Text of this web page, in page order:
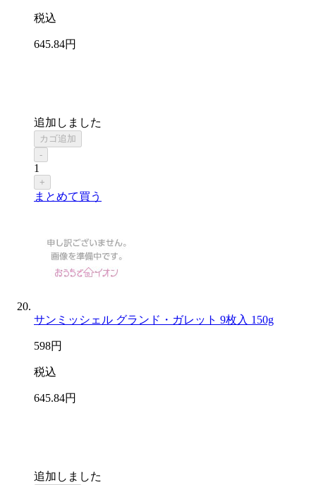
税込
645.84円
追加しました
カゴ追加
-
1
+
まとめて買う
サンミッシェル グランド・ガレット 9枚入 150g
598円
税込
645.84円
追加しました